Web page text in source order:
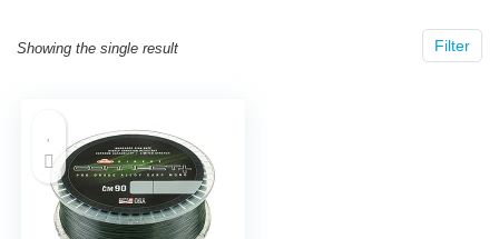
Filter
Showing the single result